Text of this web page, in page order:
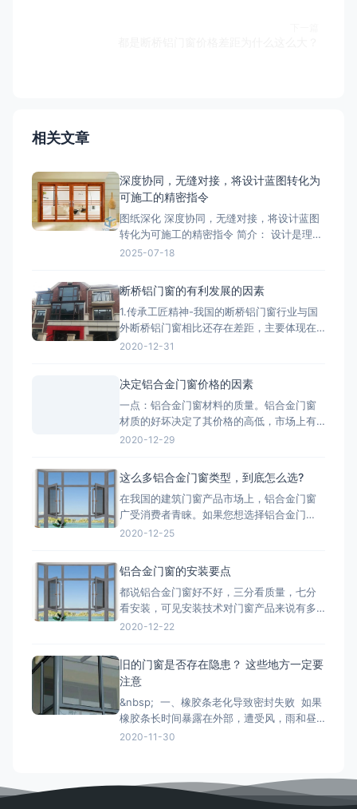
相关文章
深度协同，无缝对接，将设计蓝图转化为
可施工的精密指令
图纸深化 深度协同，无缝对接，将设计蓝图
转化为可施工的精密指令 简介： 设计是理
想，深化是让理想落地的桥梁。我们的
与细化。我们精准核算每一个节点的结构、
强度、安装逻辑和材料工艺，生成包括加工
图、组装图、节点大样图
2025-07-18
断桥铝门窗的有利发展的因素
1.传承工匠精神-我国的断桥铝门窗行业与国
外断桥铝门窗相比还存在差距，主要体现在
产品质量、技术含量等方面，因此要打造断
路”战略，让断桥铝门窗行业搭建了一个很好
的平台，而“一带一路”战略沿线覆盖了65个
国家，占全球
2020-12-31
决定铝合金门窗价格的因素
一点：铝合金门窗材料的质量。铝合金门窗
材质的好坏决定了其价格的高低，市场上有
两种铝，一种是纯铝，用这种为主材的材质
杂质少、耐腐蚀性和抗氧化性强。 第二点：
铝合金门窗价格也取决于生产工艺。生产工
艺的推行，必须有良好的生
2020-12-29
这么多铝合金门窗类型，到底怎么选?
在我国的建筑门窗产品市场上，铝合金门窗
广受消费者青睐。如果您想选择铝合金门
窗，最好先了解一下铝合金门窗开启形式、
会影响您日后几十年的生活品质。 市面上的
门窗除了常见的木质材料加工制作而成的木
质门窗以外，更为常见的是类似下文
2020-12-25
铝合金门窗的安装要点
都说铝合金门窗好不好，三分看质量，七分
看安装，可见安装技术对门窗产品来说有多
重要。下面小编来和大家简单说一下铝合金
定，门窗调整至横平竖直，再将衔接件与墙
体固定，固定办法按规划要求。固定结实后
即可拔去木楔。在门窗框与墙
2020-12-22
旧的门窗是否存在隐患？ 这些地方一定要
注意
&nbsp; 一、橡胶条老化导致密封失败 如果
橡胶条长时间暴露在外部，遭受风，雨和昼
夜温差的影响，劣质的密封条很容易老化并
金配件的重要活动部件通常是304不锈钢。
如果旧的门窗五金使用201不锈钢
2020-11-30